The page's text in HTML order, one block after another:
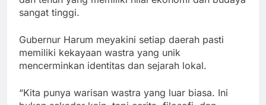
sangat tinggi.
Gubernur Harum meyakini setiap daerah pasti
memiliki kekayaan wastra yang unik
mencerminkan identitas dan sejarah lokal.
“Kita punya warisan wastra yang luar biasa. Ini